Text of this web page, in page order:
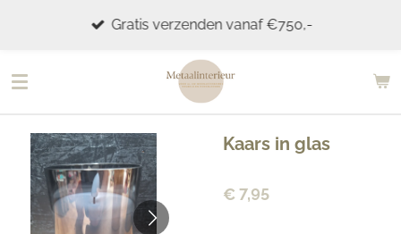
de
Gratis verzenden vanaf €750,-
Kaars in glas
€ 7,95